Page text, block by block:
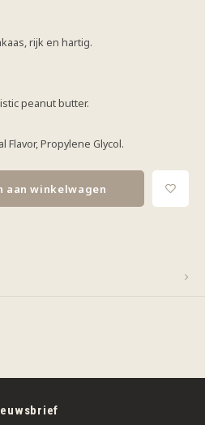
rijk en hartig.
peanut butter.
Propylene Glycol.
aan winkelwagen